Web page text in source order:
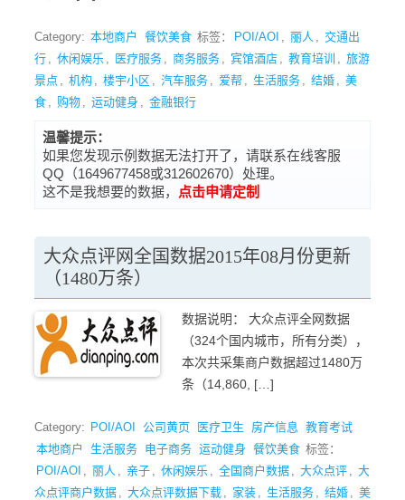
Category: 本地商户 餐饮美食 标签： POI/AOI , 丽人 , 交通出
行 , 休闲娱乐 , 医疗服务 , 商务服务 , 宾馆酒店 , 教育培训 , 旅游
景点 , 机构 , 楼宇小区 , 汽车服务 , 爱帮 , 生活服务 , 结婚 , 美
食 , 购物 , 运动健身 , 金融银行
温馨提示：
如果您发现示例数据无法打开了，请联系在线客服
QQ（1649677458或312602670）处理。
这不是我想要的数据，
点击申请定制
大众点评网全国数据2015年08月份更新
（1480万条）
数据说明： 大众点评全网数据
（324个国内城市，所有分类），
本次共采集商户数据超过1480万
条（14,860, […]
Category: POI/AOI 公司黄页 医疗卫生 房产信息 教育考试
本地商户
生活服务 电子商务 运动健身 餐饮美食 标签：
POI/AOI , 丽人 , 亲子 , 休闲娱乐 , 全国商户数据 , 大众点评 , 大
众点评商户数据 , 大众点评数据下载 , 家装 , 生活服务 , 结婚 , 美